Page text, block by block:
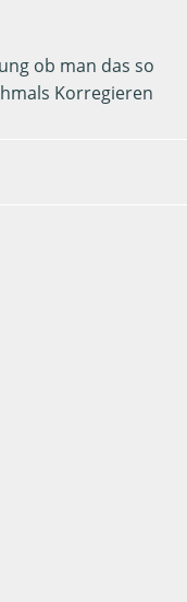
ob man das so
Korregieren